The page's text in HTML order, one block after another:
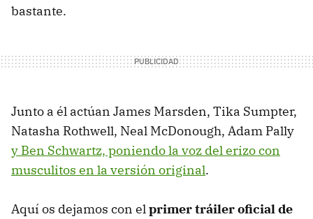
bastante.
Junto a él actúan James Marsden, Tika Sumpter,
Natasha Rothwell, Neal McDonough, Adam Pally
y Ben Schwartz, poniendo la voz del erizo con
musculitos en la versión original.
Aquí os dejamos con elprimer tráiler oficial de